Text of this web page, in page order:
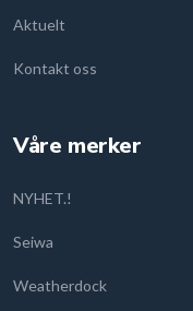
Aktuelt
Kontakt oss
Våre merker
NYHET.!
Seiwa
Weatherdock